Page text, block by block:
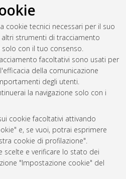
cookie tecnici necessari per il suo
strumenti di tracciamento
con il tuo consenso.
facoltativi sono usati per
della comunicazione
degli utenti.
la navigazione solo con i
cookie facoltativi attivando
e, se vuoi, potrai esprimere
cookie di profilazione".
scelte e verificare lo stato dei
"Impostazione cookie" del
documento: